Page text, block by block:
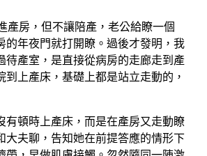
產房，但不讓陪產，老公給瞭一個
的年夜門就打開瞭。過後才發明，我
待產室，是直接從病房的走廊走到產
到上產床，基礎上都是站立走動的，
有頓時上產床，而是在產房又走動瞭
大夫聊，告知她在前提答應的情形下